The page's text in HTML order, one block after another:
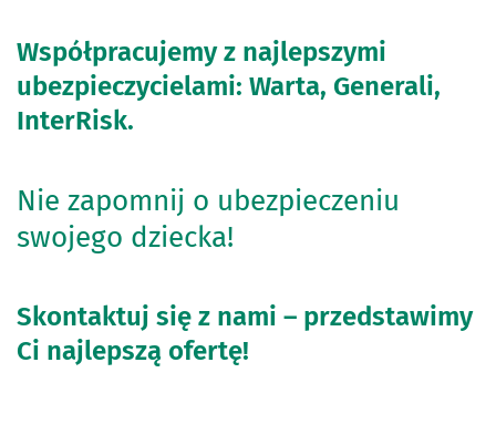
Współpracujemy z najlepszymi
ubezpieczycielami: Warta, Generali,
InterRisk.
Nie zapomnij o ubezpieczeniu
swojego dziecka!
Skontaktuj się z nami – przedstawimy
Ci najlepszą ofertę!